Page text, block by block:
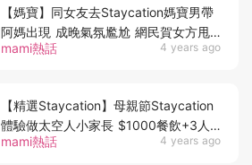
mami熱話 4 years ago
【媽寶】同女友去Staycation媽寶男帶
阿媽出現 成晚氣氛尷尬 網民賀女方甩
難
mami熱話 4 years ago
【精選Staycation】母親節Staycation
體驗做太空人小家長 $1000餐飲+3人
自助早餐